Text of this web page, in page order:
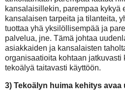
kansalaisillekin, parempaa kykyä
kansalaisen tarpeita ja tilanteita,
tuottaa yhä yksilöllisempää ja
palvelua, jne. Tämä johtaa
asiakkaiden ja kansalaisten
organisaatioita kohtaan jatkuvasti
tekoälyä taitavasti käyttöön.
3) Tekoälyn huima kehitys